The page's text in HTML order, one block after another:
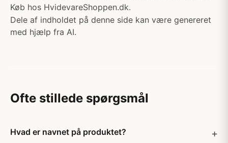
Køb hos HvidevareShoppen.dk.
Dele af indholdet på denne side kan være genereret
med hjælp fra AI.
Ofte stillede spørgsmål
Hvad er navnet på produktet?